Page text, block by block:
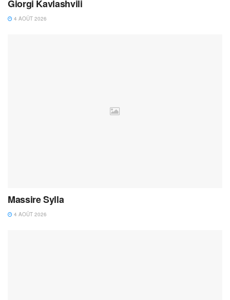
Giorgi Kavlashvili
4 AOÛT 2026
Massire Sylla
4 AOÛT 2026